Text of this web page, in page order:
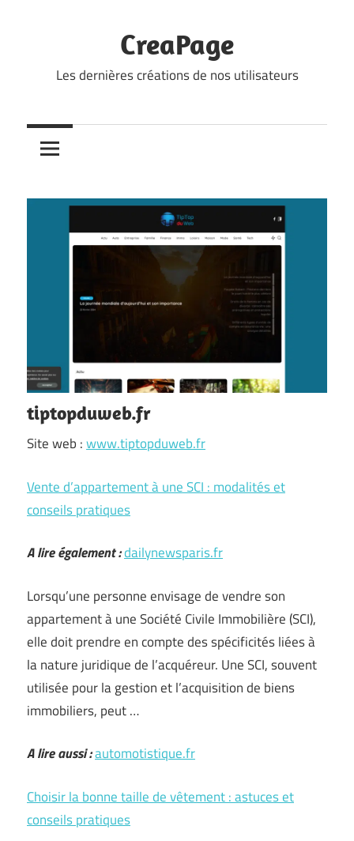
CreaPage
Les dernières créations de nos utilisateurs
tiptopduweb.fr
Site web :www.tiptopduweb.fr
Vente d’appartement à une SCI : modalités et
conseils pratiques
A lire également :dailynewsparis.fr
Lorsqu’une personne envisage de vendre son
appartement à une Société Civile Immobilière (SCI),
elle doit prendre en compte des spécificités liées à
la nature juridique de l’acquéreur. Une SCI, souvent
utilisée pour la gestion et l’acquisition de biens
immobiliers, peut …
A lire aussi :automotistique.fr
Choisir la bonne taille de vêtement : astuces et
conseils pratiques